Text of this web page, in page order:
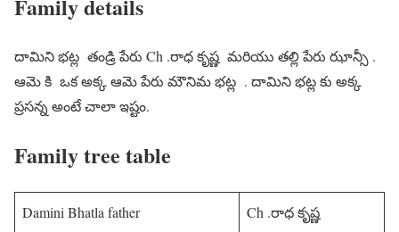
Family details
దామిని భట్ల తండ్రి పేరు Ch .రాధ కృష్ణ మరియు తల్లి పేరు ఝాన్సీ .
ఆమె కి ఒక అక్క ఆమె పేరు మౌనిమ భట్ల . దామిని భట్ల కు అక్క
ప్రసన్న అంటే చాలా ఇష్టం.
Family tree table
Damini Bhatla father Ch .రాధ కృష్ణ